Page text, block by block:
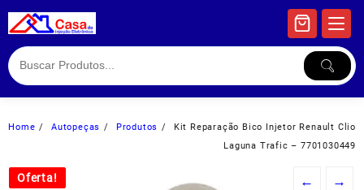
to
Home Autopeças Produtos
Kit Reparação Bico Injetor Renault Clio
Laguna Trafic – 7701030449
Oferta! ← →
Oferta!